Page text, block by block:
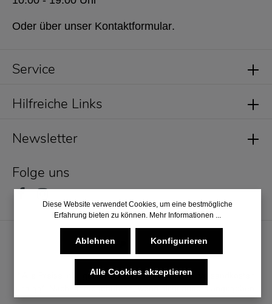
Service
Newsletter
Folge uns
Oder über unser Kontaktformular.
Hilfreiche Links
* Alle Preise inkl. gesetzl. Mehrwertsteuer zzgl.
und ggf. Nachnahmegebühren, wenn nicht anders angegeben.
Diese Website verwendet Cookies, um eine bestmögliche
Erfahrung bieten zu können. Mehr Informationen ...
Ablehnen Konfigurieren
Alle Cookies akzeptieren